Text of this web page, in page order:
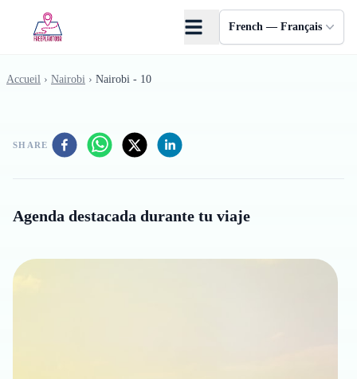
French — Français
Accueil › Nairobi › Nairobi - 10
SHARE
Agenda destacada durante tu viaje